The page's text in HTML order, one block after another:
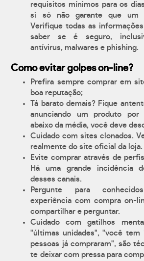
requisitos mínimos para os
si só não garante que um
Verifique todas as
saber se é seguro,
antívirus, malwares e phishing.
Como evitar golpes on-line?
Prefira sempre comprar em
boa reputação;
Tá barato demais? Fique
anunciando um produto
abaixo da média, você deve
Cuidado com sites clonados.
realmente do site oficial da loja.
Evite comprar através de
Há uma grande incidência
desses canais.
Pergunte para
experiência com compra on-
compartilhar e perguntar.
Cuidado com gatilhos
"últimas unidades", "você tem
pessoas já compraram", são
te deixar com pressa para